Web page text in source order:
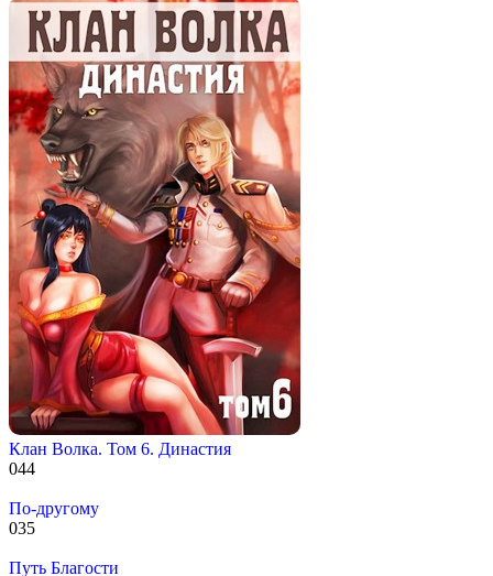
Клан Волка. Том 6. Династия
044
По-другому
035
Путь Благости